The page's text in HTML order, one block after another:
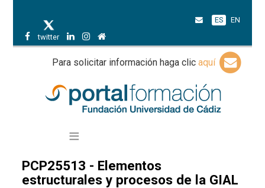
twitter
ES EN
Para solicitar información haga clic aquí
PCP25513 - Elementos
estructurales y procesos de la GIAL